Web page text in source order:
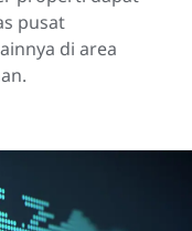
pusat
di area